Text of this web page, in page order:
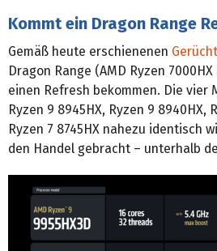
Kommt ein Dragon Range
Gemäß heute erschienenen
Dragon Range (AMD Ryzen
einen Refresh bekommen. Die vier
Ryzen 9 8945HX, Ryzen 9 8940HX,
Ryzen 7 8745HX nahezu identisch
den Handel gebracht – unterhalb